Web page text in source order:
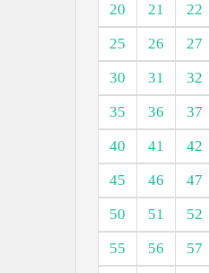
20
21 22
25
26 27
30
31 32
35
36 37
40
41 42
45
46 47
50
51 52
55
56 57